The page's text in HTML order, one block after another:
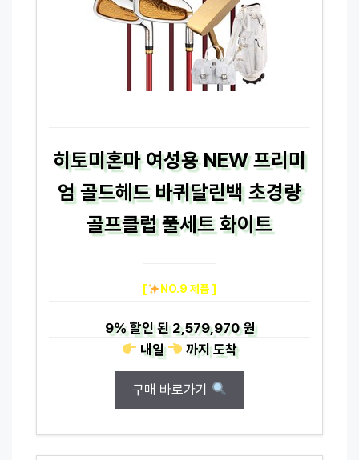
히토미혼마 여성용 NEW 프리미
엄 골드헤드 바퀴달린백 초경량
골프클럽 풀세트 화이트
[ NO.9 제품 ]
9%할인 된2,579,970 원
내일
까지도착
구매 바로가기